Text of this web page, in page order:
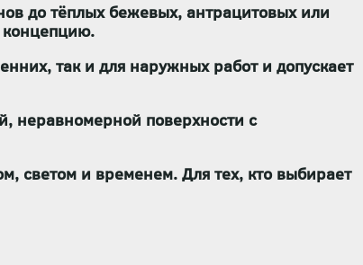
до тёплых бежевых, антрацитовых или
концепцию.
так и для наружных работи допускает
неравномерной поверхности с
светом и временем. Для тех, кто выбирает